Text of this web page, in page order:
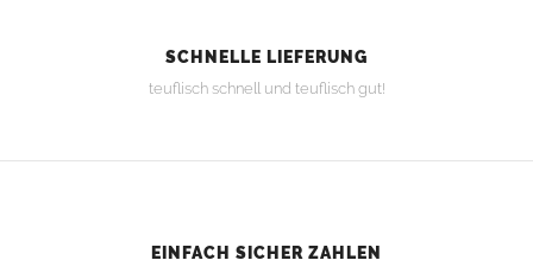
SCHNELLE LIEFERUNG
teuflisch schnell und teuflisch gut!
EINFACH SICHER ZAHLEN